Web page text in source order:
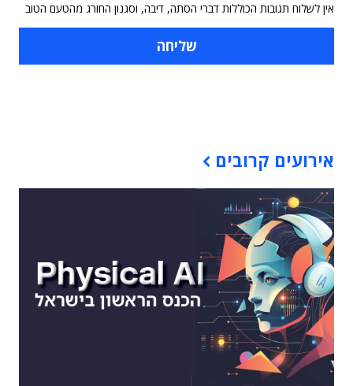
אין לשלוח תגובות הכוללות דברי הסתה, דיבה, וסגנון החורג מהטעם הטוב
אירועים קרובים